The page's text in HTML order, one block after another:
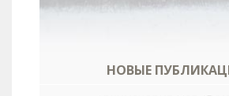
НОВЫЕ